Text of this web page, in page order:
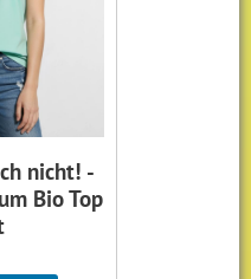
nicht! -
Bio Top